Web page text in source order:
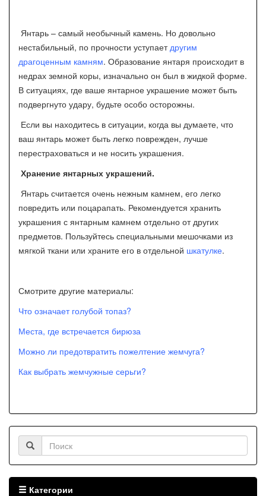
Янтарь – самый необычный камень. Но довольно
нестабильный, по прочности уступает другим
драгоценным камням. Образование янтаря происходит в
недрах земной коры, изначально он был в жидкой форме.
В ситуациях, где ваше янтарное украшение может быть
подвергнуто удару, будьте особо осторожны.
Если вы находитесь в ситуации, когда вы думаете, что
ваш янтарь может быть легко поврежден, лучше
перестраховаться и не носить украшения.
Хранение янтарных украшений.
Янтарь считается очень нежным камнем, его легко
повредить или поцарапать. Рекомендуется хранить
украшения с янтарным камнем отдельно от других
предметов. Пользуйтесь специальными мешочками из
мягкой ткани или храните его в отдельной шкатулке.
Смотрите другие материалы:
Что означает голубой топаз?
Места, где встречается бирюза
Можно ли предотвратить пожелтение жемчуга?
Как выбрать жемчужные серьги?
Категории